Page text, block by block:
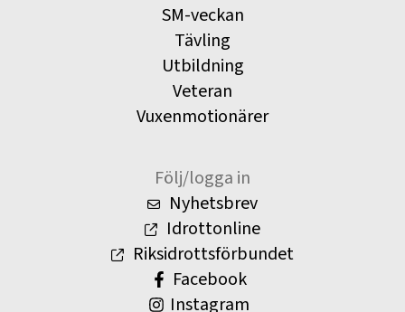
SM-veckan
Tävling
Utbildning
Veteran
Vuxenmotionärer
Följ/logga in
Nyhetsbrev
Idrottonline
Riksidrottsförbundet
Facebook
Instagram